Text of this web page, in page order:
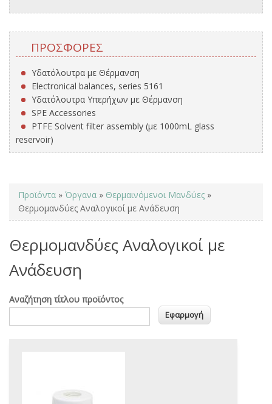
ΠΡΟΣΦΟΡΈΣ
Υδατόλουτρα με Θέρμανση
Electronical balances, series 5161
Υδατόλουτρα Υπερήχων με Θέρμανση
SPE Accessories
PTFE Solvent filter assembly (με 1000mL glass
reservoir)
You are here
Προϊόντα » Όργανα » Θερμαινόμενοι Μανδύες »
Θερμομανδύες Αναλογικοί με Ανάδευση
Θερμομανδύες Αναλογικοί με
Ανάδευση
Αναζήτηση τίτλου προϊόντος